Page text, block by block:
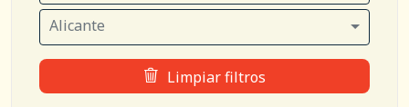
Alicante
Limpiar filtros